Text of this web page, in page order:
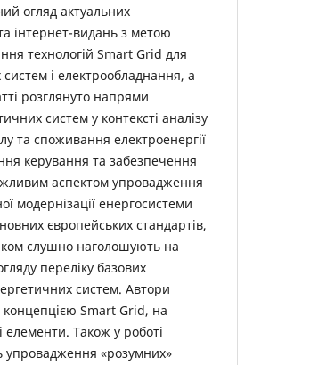
огляд актуальних
інтернет-видань з метою
технологій Smart Grid для
і електрообладнання, а
розглянуто напрями
систем у контексті аналізу
та споживання електроенергії
керування та забезпечення
аспектом упровадження
модернізації енергосистеми
європейських стандартів,
слушно наголошують на
переліку базових
систем. Автори
концепцією Smart Grid, на
елементи. Також у роботі
упровадження «розумних»